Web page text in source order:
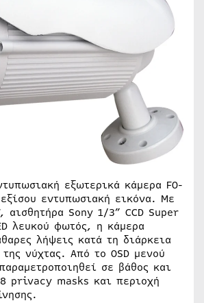
εξωτερικά κάμερα FO-
εντυπωσιακή εικόνα. Με
αισθητήρα Sony 1/3” CCD Super
λευκού φωτός, η κάμερα
λήψεις κατά τη διάρκεια
νύχτας. Από το OSD μενού
σε βάθος και
privacy masks και περιοχή